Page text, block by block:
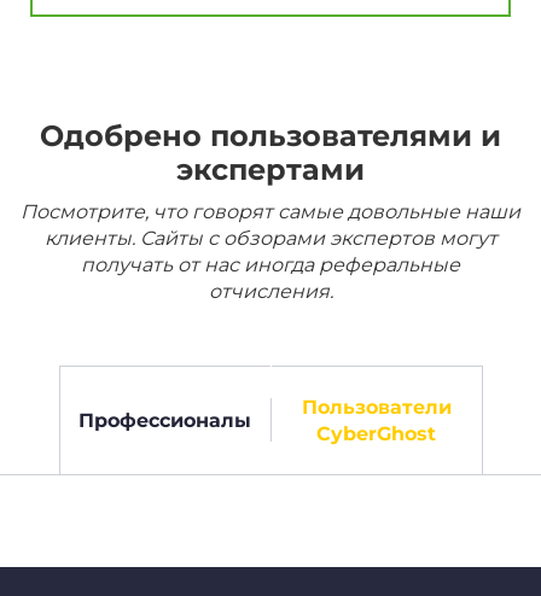
Одобрено пользователями и
экспертами
Посмотрите, что говорят самые довольные наши
клиенты. Сайты с обзорами экспертов могут
получать от нас иногда реферальные
отчисления.
Профессионалы
Пользователи
CyberGhost